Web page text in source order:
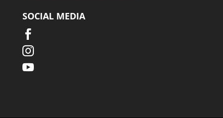
SOCIAL MEDIA


